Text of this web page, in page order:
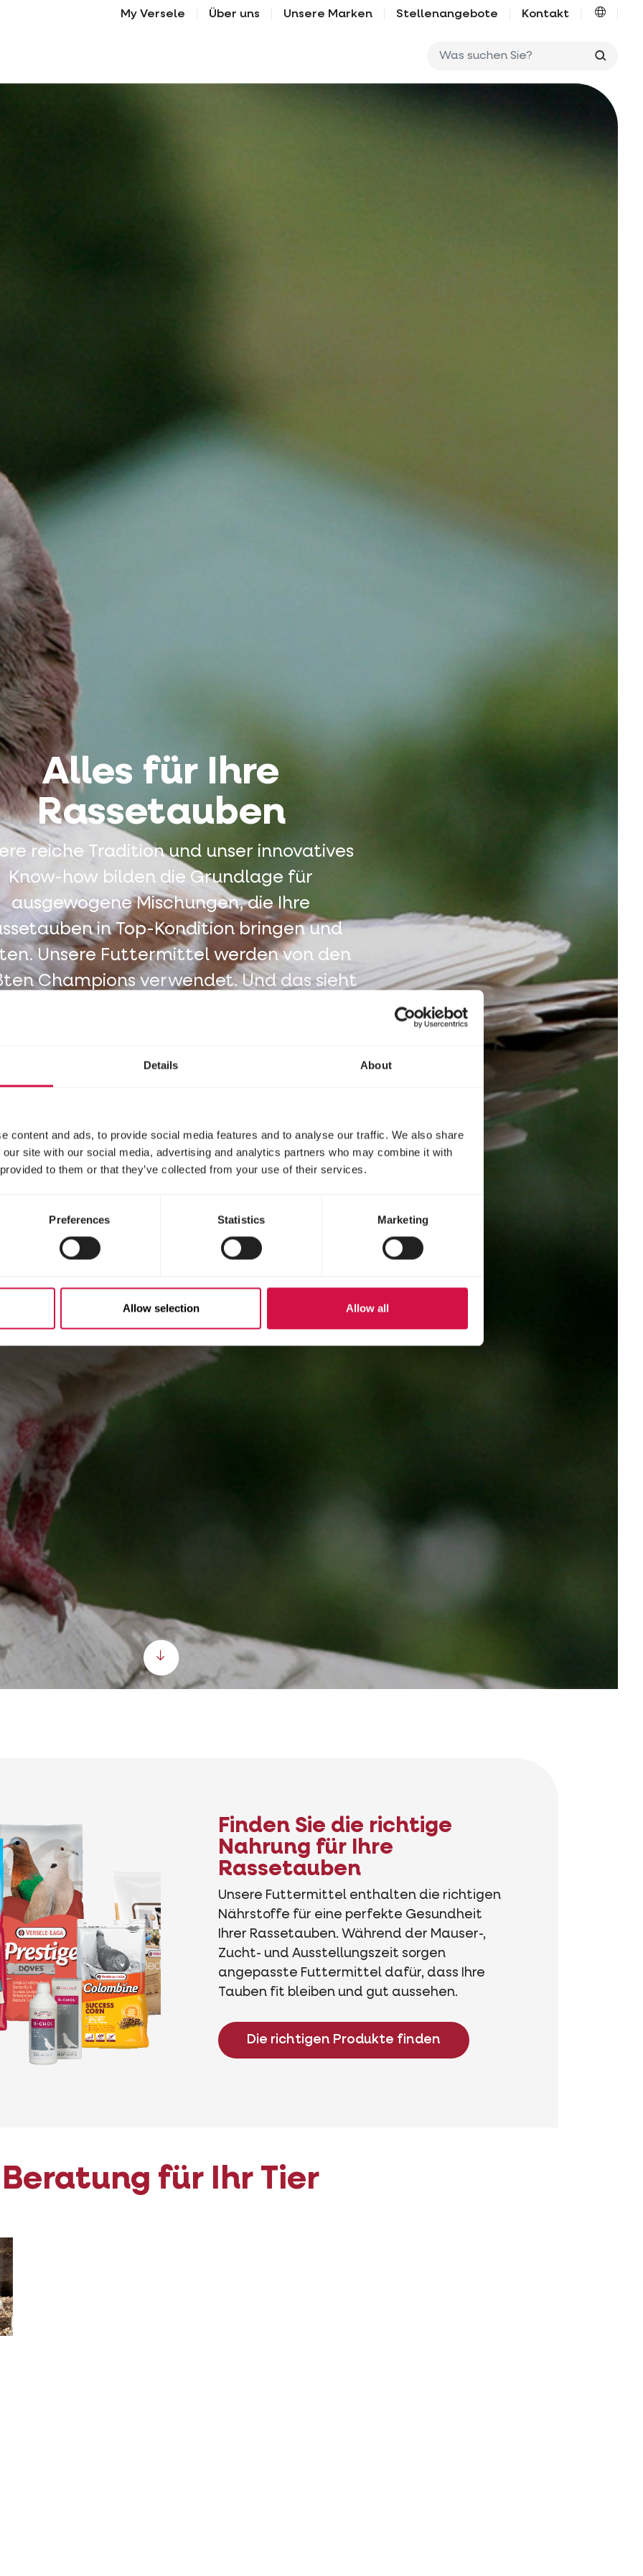
Details About
content and ads, to provide social media features and to analyse our traffic. We also share
site with our social media, advertising and analytics partners who may combine it with
to them or that they’ve collected from your use of their services.
Preferences Statistics Marketing
Allow selection Allow all
My Versele Über uns Unsere Marken Stellenangebote Kontakt
Alles für Ihre
Rassetauben
reiche Tradition und unser innovatives
Know-how bilden die Grundlage für
ausgewogene Mischungen, die Ihre
in Top-Kondition bringen und
Unsere Futtermittel werden von den
Champions verwendet. Und das sieht
Scroll down
Finden Sie die richtige
Nahrung für Ihre
Rassetauben
Unsere Futtermittel enthalten die richtigen
Nährstoffe für eine perfekte Gesundheit
Ihrer Rassetauben. Während der Mauser-,
Zucht- und Ausstellungszeit sorgen
angepasste Futtermittel dafür, dass Ihre
Tauben fit bleiben und gut aussehen.
Die richtigen Produkte finden
Beratung für Ihr Tier